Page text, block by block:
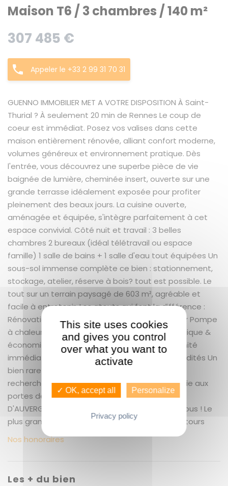
Maison T6 / 3 chambres / 140 m²
307 485 €
Appeler le +33 2 99 31 70 31
GUENNO IMMOBILIER MET A VOTRE DISPOSITION À Saint-
Thurial ? À seulement 20 min de Rennes Le coup de
coeur est immédiat. Posez vos valises dans cette
maison entièrement rénovée, alliant confort moderne,
volumes généreux et environnement pratique. Dès
l'entrée, vous découvrez une superbe pièce de vie
baignée de lumière, cheminée insert, ouverte sur une
grande terrasse idéalement exposée pour profiter
pleinement des beaux jours. La cuisine ouverte,
aménagée et équipée, s'intègre parfaitement à cet
espace convivial. Côté nuit et travail : 3 belles
chambres 2 bureaux (idéal télétravail ou espace
famille) 1 salle de bains + 1 salle d'eau tout équipées Un
sous-sol immense complète ce bien : stationnement,
stockage, atelier, réserve à bois? tout est possible. Le
tout sur un terrain paysagé de 603 m², agréable et
facile à entretenir. Les atouts qui font la différence :
Rénovation complète ? aucun travaux à prévoir Pompe
à chaleur neuve (2025) ? performance énergétique &
économies Belle exposition & luminosité Proximité
immédiate des commerces, écoles et commodités Un
bien rare sur le secteur, idéal pour une famille
recherchant confort, modernité et qualité de vie aux
portes de Rennes. GUENNO IMMOBILIER ? TOUR
D'AUVERGNE Un service exceptionnel, comme vous ! Le
plus grand choix de biens à Rennes et ses alentours
Nos honoraires
Les + du bien
This site uses cookies
and gives you control
over what you want to
activate
✓ OK, accept all Personalize
Privacy policy